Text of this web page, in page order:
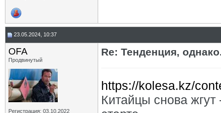
23.05.2024, 10:37
OFA
Продвинутый
Регистрация: 03.10.2022
Re: Тенденция,
https://kolesa.kz/
Китайцы снова